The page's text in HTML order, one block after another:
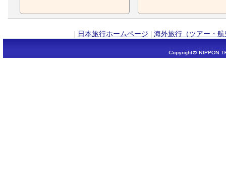
| 日本旅行ホームページ | 海外旅行（ツアー・航